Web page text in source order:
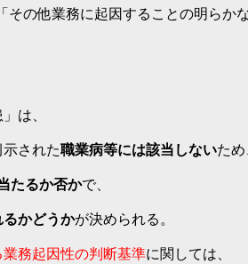
その他業務に起因することの明らか
は、
された職業病等には該当しないた
たるか否かで、
かどうかが決められる。
務起因性の判断基準に関しては、